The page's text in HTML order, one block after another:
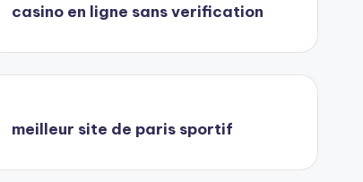
casino en ligne sans verification
meilleur site de paris sportif